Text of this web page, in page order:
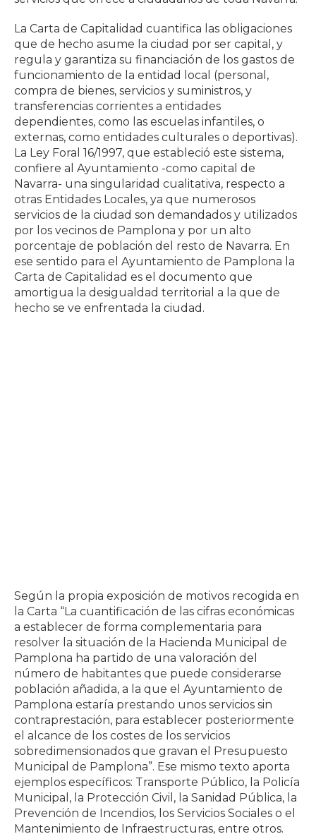
La Carta de Capitalidad cuantifica las obligaciones
que de hecho asume la ciudad por ser capital, y
regula y garantiza su financiación de los gastos de
funcionamiento de la entidad local (personal,
compra de bienes, servicios y suministros, y
transferencias corrientes a entidades
dependientes, como las escuelas infantiles, o
externas, como entidades culturales o deportivas).
La Ley Foral 16/1997, que estableció este sistema,
confiere al Ayuntamiento -como capital de
Navarra- una singularidad cualitativa, respecto a
otras Entidades Locales, ya que numerosos
servicios de la ciudad son demandados y utilizados
por los vecinos de Pamplona y por un alto
porcentaje de población del resto de Navarra. En
ese sentido para el Ayuntamiento de Pamplona la
Carta de Capitalidad es el documento que
amortigua la desigualdad territorial a la que de
hecho se ve enfrentada la ciudad.
Según la propia exposición de motivos recogida en
la Carta “La cuantificación de las cifras económicas
a establecer de forma complementaria para
resolver la situación de la Hacienda Municipal de
Pamplona ha partido de una valoración del
número de habitantes que puede considerarse
población añadida, a la que el Ayuntamiento de
Pamplona estaría prestando unos servicios sin
contraprestación, para establecer posteriormente
el alcance de los costes de los servicios
sobredimensionados que gravan el Presupuesto
Municipal de Pamplona”. Ese mismo texto aporta
ejemplos específicos: Transporte Público, la Policía
Municipal, la Protección Civil, la Sanidad Pública, la
Prevención de Incendios, los Servicios Sociales o el
Mantenimiento de Infraestructuras, entre otros.